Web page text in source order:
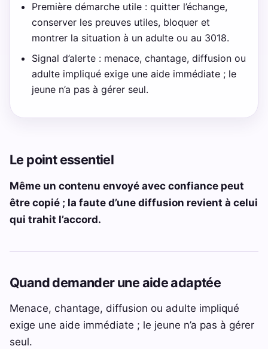
Première démarche utile : quitter l’échange,
conserver les preuves utiles, bloquer et
montrer la situation à un adulte ou au 3018.
Signal d’alerte : menace, chantage, diffusion ou
adulte impliqué exige une aide immédiate ; le
jeune n’a pas à gérer seul.
Le point essentiel
Même un contenu envoyé avec confiance peut
être copié ; la faute d’une diffusion revient à celui
qui trahit l’accord.
Quand demander une aide adaptée
Menace, chantage, diffusion ou adulte impliqué
exige une aide immédiate ; le jeune n’a pas à gérer
seul.